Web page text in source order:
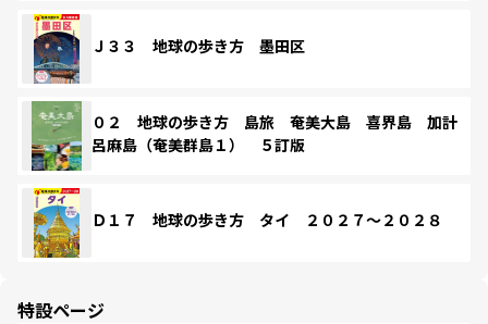
Ｊ３３ 地球の歩き方 墨田区
０２ 地球の歩き方 島旅 奄美大島 喜界島 加計
呂麻島（奄美群島１） ５訂版
Ｄ１７ 地球の歩き方 タイ ２０２７～２０２８
特設ページ